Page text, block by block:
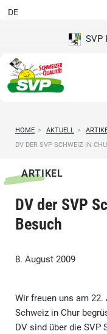
SVP
DE
HOME > AKTUELL >
DV DER SVP SCHWEIZ IN
ARTIKEL
DV der SVP
Besuch
8. August 2009
Wir freuen uns am
Schweiz in Chur
DV sind über die SVP